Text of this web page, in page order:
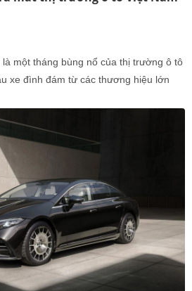
một tháng bùng nổ của thị trường ô tô
xe đình đám từ các thương hiệu lớn